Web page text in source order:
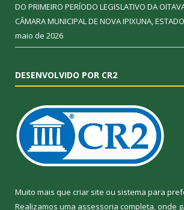
DO PRIMEIRO PERÍODO LEGISLATIVO DA
CÂMARA MUNICIPAL DE NOVA IPIXUNA,
maio de 2026
DESENVOLVIDO POR CR2
Muito mais que criar site ou sistema para
Realizamos uma assessoria completa, onde